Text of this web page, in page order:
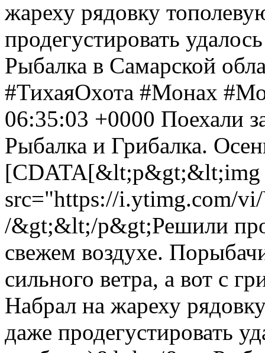
жареху рядовку
продегустировать
Рыбалка в Самарской
#ТихаяОхота #Монах
06:35:03 +0000 Поехали
Рыбалка и Грибалка.
[CDATA[&lt;p&gt;&lt;img
src="https://i.ytimg.com/
/&gt;&lt;/p&gt;Решили
свежем воздухе.
сильного ветра, а вот с
Набрал на жареху
даже продегустировать